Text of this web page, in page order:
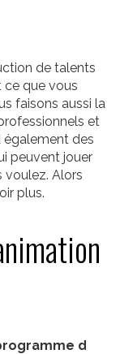
de talents
ce que vous
faisons aussi la
et
également des
peuvent jouer
voulez. Alors
plus.
d